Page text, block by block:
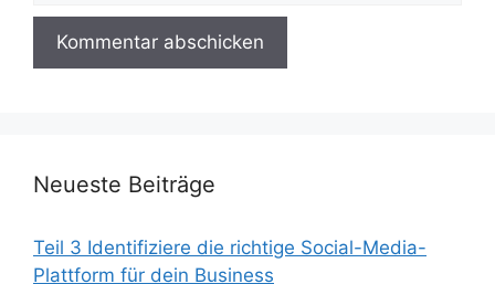
Neueste Beiträge
Teil 3 Identifiziere die richtige Social-Media-
Plattform für dein Business